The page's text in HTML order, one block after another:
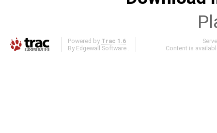
Powered by Trac 1.6
By Edgewall Software
Content is